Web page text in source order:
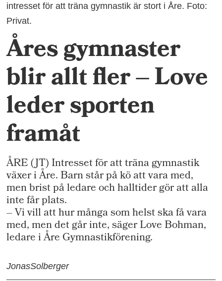
intresset för att träna gymnastik är stort i Åre. Foto:
Privat.
Åres gymnaster
blir allt fler – Love
leder sporten
framåt
ÅRE (JT) Intresset för att träna gymnastik
växer i Åre. Barn står på kö att vara med,
men brist på ledare och halltider gör att alla
inte får plats.
– Vi vill att hur många som helst ska få vara
med, men det går inte, säger Love Bohman,
ledare i Åre Gymnastikförening.
JonasSolberger